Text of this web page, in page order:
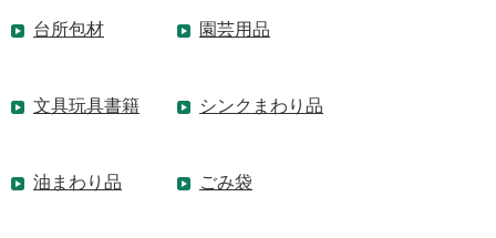
台所包材 園芸用品
文具玩具書籍 シンクまわり品
油まわり品 ごみ袋